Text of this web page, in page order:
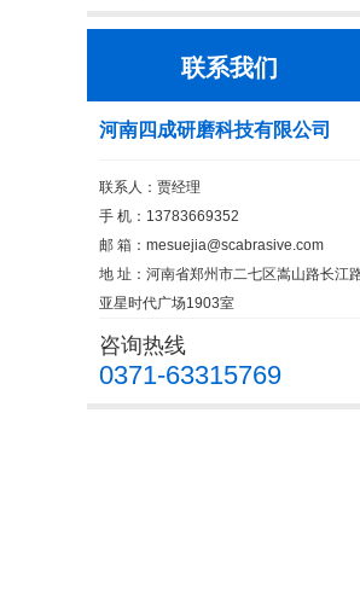
联系我们
河南四成研磨科技有限公司
联系人：贾经理
手 机：13783669352
邮 箱： mesuejia@scabrasive.com
地 址：河南省郑州市二七区嵩山路长江
亚星时代广场1903室
咨询热线
0371-63315769